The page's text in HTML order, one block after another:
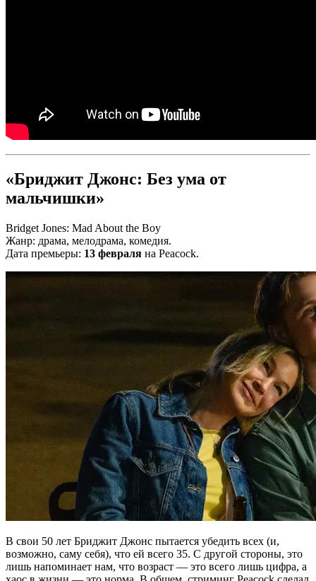
«Бриджит Джонс: Без ума от
мальчишки»
Bridget Jones: Mad About the Boy
Жанр: драма, мелодрама, комедия.
Дата премьеры: 13 февраля на Peacock.
В свои 50 лет Бриджит Джонс пытается убедить всех (и,
возможно, саму себя), что ей всего 35. С другой стороны, это
лишь напоминает нам, что возраст — это всего лишь цифра, а